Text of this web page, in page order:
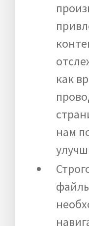
как
нам